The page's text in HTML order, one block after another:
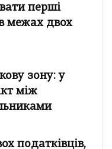
перші
межах двох
зону: у
між
податківців,